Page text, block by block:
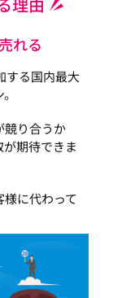
れる
する国内最大
競り合うか
期待できま
に代わって